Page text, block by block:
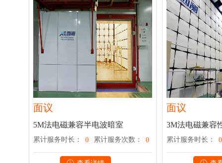
面议
5M法电磁兼容半电波暗室
累计服务时长： 0 累计服务次数： 0
面议
3M法电磁兼容
累计服务时长： 0